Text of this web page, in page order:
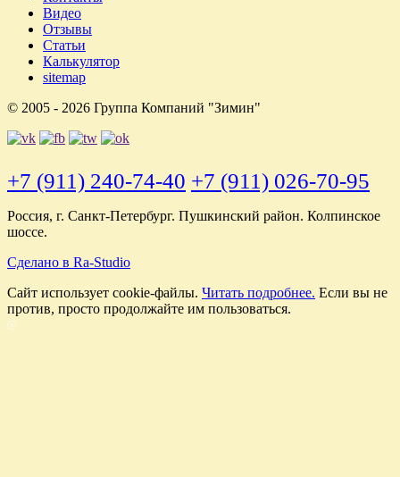
Видео
Отзывы
Статьи
Калькулятор
sitemap
© 2005 - 2026 Группа Компаний "Зимин"
+7 (911) 240-74-40 +7 (911) 026-70-95
Россия, г. Санкт-Петербург. Пушкинский район. Колпинское
шоссе.
Сделано в Ra-Studio
Cайт использует cookie-файлы. Читать подробнее. Если вы не
против, просто продолжайте им пользоваться.